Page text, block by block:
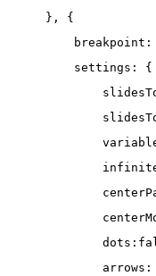
}, {
breakpoint:
settings: {
arrows: